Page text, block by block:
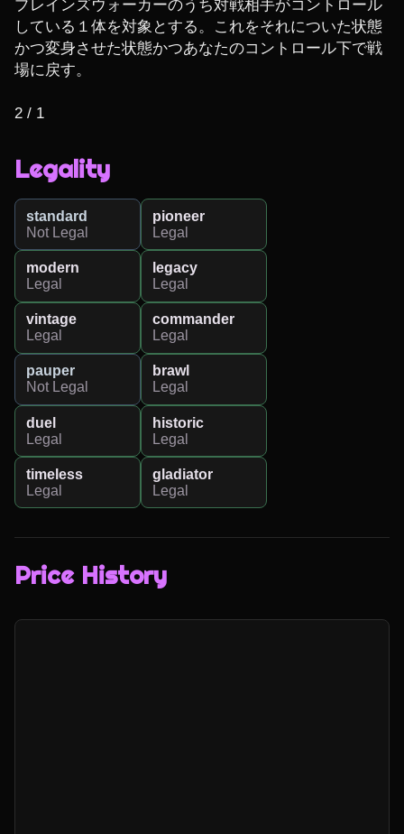
プレインズウォーカーのうち対戦相手がコントロール
している１体を対象とする。これをそれについた状態
かつ変身させた状態かつあなたのコントロール下で戦
場に戻す。
2 / 1
Legality
standard
Not Legal
pioneer
Legal
modern
Legal
legacy
Legal
vintage
Legal
commander
Legal
pauper
Not Legal
brawl
Legal
duel
Legal
historic
Legal
timeless
Legal
gladiator
Legal
Price History